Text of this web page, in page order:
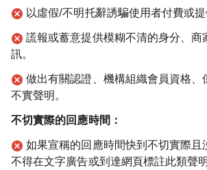
以虛假/不明托辭誘騙使用者付費或提
謊報或蓄意提供模糊不清的身分、商
訊。
做出有關認證、機構組織會員資格、
不實聲明。
不切實際的回應時間：
如果宣稱的回應時間快到不切實際且
不得在文字廣告或到達網頁標註此類聲明